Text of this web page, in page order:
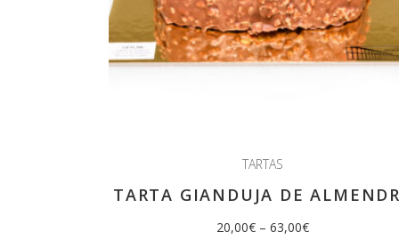
TARTAS
TARTA GIANDUJA DE
20,00€ –63,00€